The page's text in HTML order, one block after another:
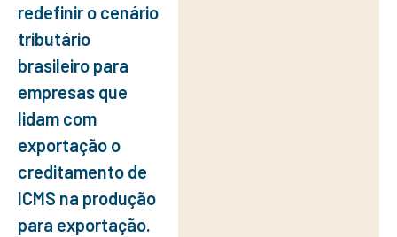
exportação o
creditamento
de ICMS na
produção
para
exportação.
Leia abaixo.
redefinir o cenário
tributário
brasileiro para
empresas que
lidam com
exportação o
creditamento de
ICMS na produção
para exportação.